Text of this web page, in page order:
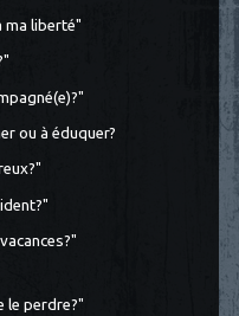
ma liberté"
ou à éduquer?
le perdre?"